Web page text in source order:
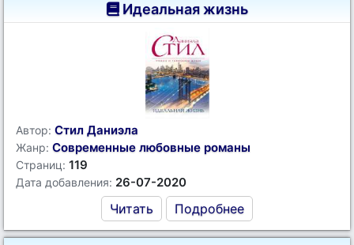
Идеальная жизнь
Автор: Стил Даниэла
Жанр: Современные любовные романы
Страниц: 119
Дата добавления: 26-07-2020
Читать Подробнее